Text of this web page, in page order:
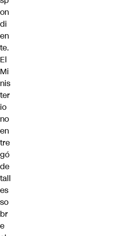
on
di
en
te.
El
Mi
nis
ter
io
no
en
tre
gó
de
tall
es
so
br
e